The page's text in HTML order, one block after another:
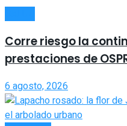
Corre riesgo la
prestaciones de
6 agosto, 2026